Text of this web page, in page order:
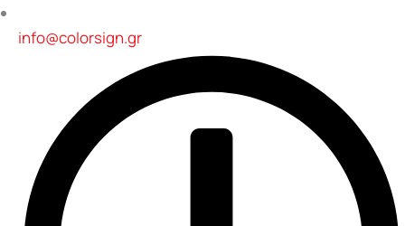
info@colorsign.gr